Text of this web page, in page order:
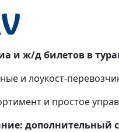
и ж/д билетов в
и лоукост-
и простое
дополнительный